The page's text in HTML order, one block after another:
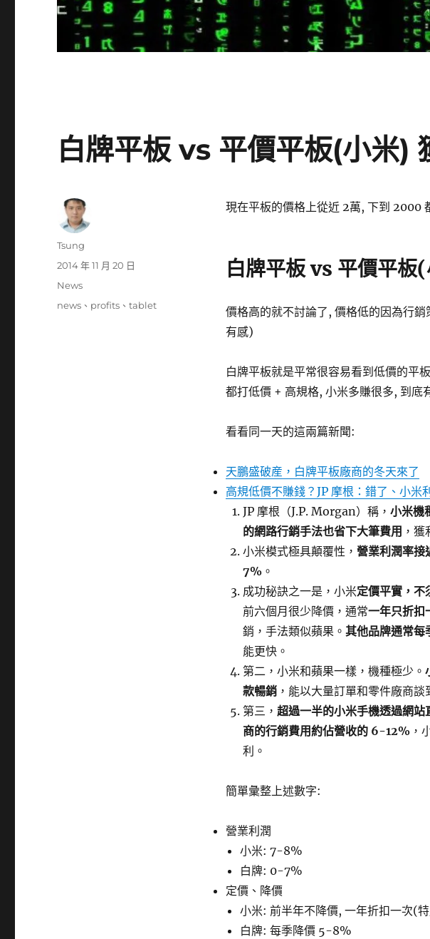
白牌平板 vs 平價平板(小米)
現在平板的價格上從近 2萬, 下到 2000
白牌平板 vs 平價平板
價格高的就不討論了, 價格低的因為行
有感)
白牌平板就是平常很容易看到低價的平
都打低價 + 高規格, 小米多賺很多, 到底
看看同一天的這兩篇新聞:
天鵬盛破産，白牌平板廠商的冬天來了
高規低價不賺錢？JP 摩根：錯了、小米
JP 摩根（J.P. Morgan）稱， 小米機
的網路行銷手法也省下大筆費用 ，
小米模式極具顛覆性， 營業利潤率
7%。
成功秘訣之一是，小米定價平實，不
前六個月很少降價，通常一年只折扣
銷，手法類似蘋果。 其他品牌通常
能更快。
第二，小米和蘋果一樣，機種極少。
款暢銷，能以大量訂單和零件廠商談
第三， 超過一半的小米手機透過網
商的行銷費用約佔營收的 6-12%，
利。
簡單彙整上述數字:
營業利潤
小米: 7-8%
白牌: 0-7%
定價、降價
小米: 前半年不降價, 一年折扣一次(
白牌: 每季降價 5-8%
作
Tsung
發
期:
2014 年 11 月 20 日
分
News
標
news 、 profits 、tablet